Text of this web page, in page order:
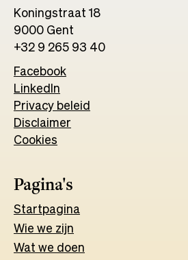
Koningstraat 18
9000 Gent
+32 9 265 93 40
Facebook
a
new
LinkedIn
in
a
Privacy beleid
Disclaimer
Cookies
Pagina's
Startpagina
Wie we zijn
Wat we doen